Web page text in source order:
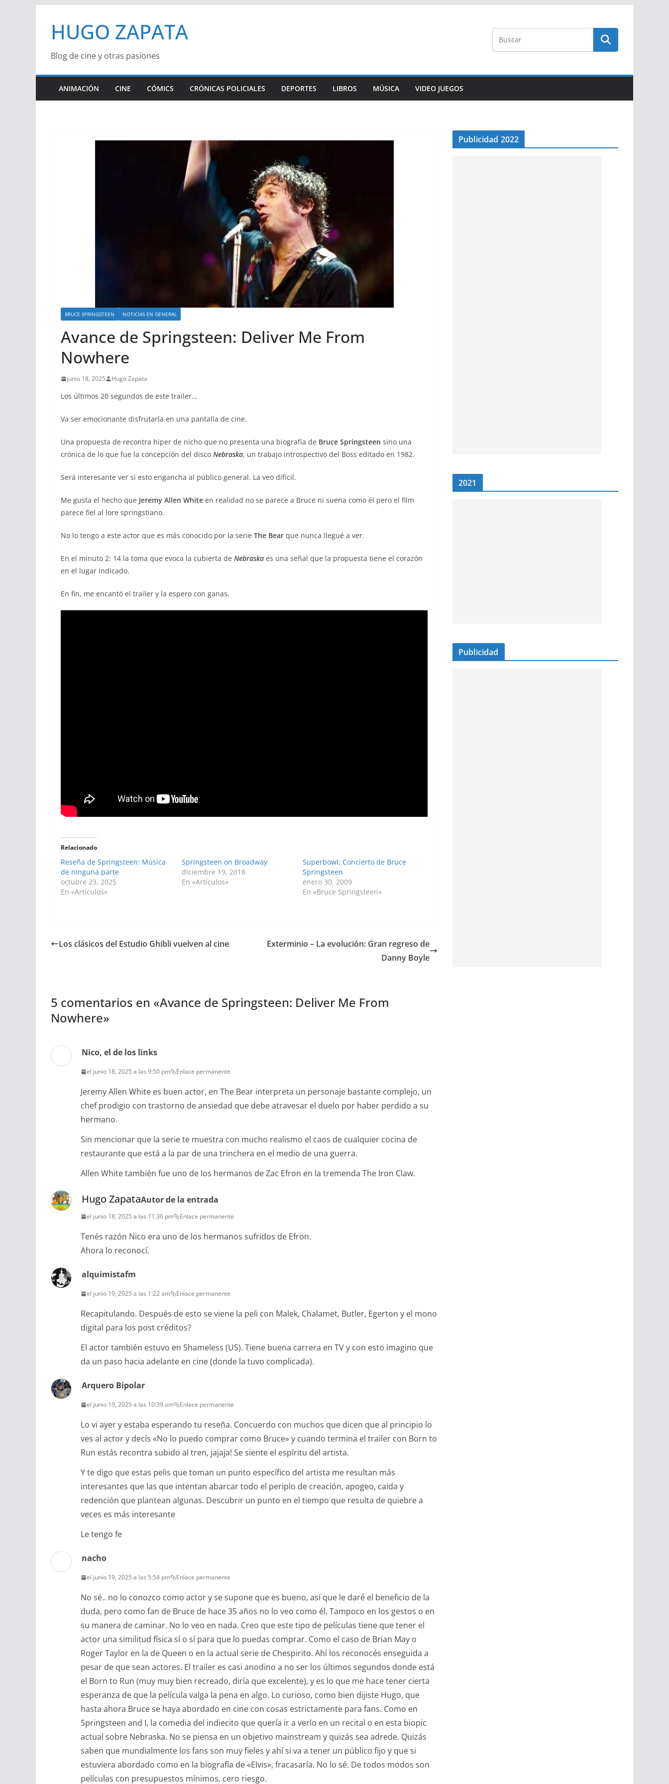
contenido
HUGO ZAPATA
Blog de cine y otras pasiones
ANIMACIÓN CINE CÓMICS CRÓNICAS POLICIALES DEPORTES LIBROS MÚSICA VIDEO JUEGOS
BRUCE SPRINGSTEEN NOTICIAS EN GENERAL
Avance de Springsteen: Deliver Me From
Nowhere
junio 18, 2025 Hugo Zapata
Los últimos 20 segundos de este trailer…
Va ser emocionante disfrutarla en una pantalla de cine.
Una propuesta de recontra hiper de nicho que no presenta una biografía de Bruce Springsteen sino una
crónica de lo que fue la concepción del disco Nebraska, un trabajo introspectivo del Boss editado en 1982.
Será interesante ver si esto engancha al público general. La veo difícil.
Me gusta el hecho que Jeremy Allen White en realidad no se parece a Bruce ni suena como él pero el film
parece fiel al lore springstiano.
No lo tengo a este actor que es más conocido por la serie The Bear que nunca llegué a ver.
En el minuto 2: 14 la toma que evoca la cubierta de Nebraska es una señal que la propuesta tiene el corazón
en el lugar indicado.
En fin, me encantó el trailer y la espero con ganas.
Relacionado
Reseña de Springsteen: Música
de ninguna parte
octubre 23, 2025
En «Artículos»
Springsteen on Broadway
diciembre 19, 2018
En «Artículos»
Superbowl: Concierto de Bruce
Springsteen
enero 30, 2009
En «Bruce Springsteen»
Los clásicos del Estudio Ghibli vuelven al cine
Exterminio – La evolución: Gran regreso de
Danny Boyle
5 comentarios en «Avance de Springsteen: Deliver Me From
Nowhere»
Nico, el de los links
el junio 18, 2025 a las 9:50 pm Enlace permanente
Jeremy Allen White es buen actor, en The Bear interpreta un personaje bastante complejo, un
chef prodigio con trastorno de ansiedad que debe atravesar el duelo por haber perdido a su
hermano.
Sin mencionar que la serie te muestra con mucho realismo el caos de cualquier cocina de
restaurante que está a la par de una trinchera en el medio de una guerra.
Allen White también fue uno de los hermanos de Zac Efron en la tremenda The Iron Claw.
Hugo ZapataAutor de la entrada
el junio 18, 2025 a las 11:36 pm Enlace permanente
Tenés razón Nico era uno de los hermanos sufridos de Efron.
Ahora lo reconocí.
alquimistafm
el junio 19, 2025 a las 1:22 am Enlace permanente
Recapitulando. Después de esto se viene la peli con Malek, Chalamet, Butler, Egerton y el mono
digital para los post créditos?
El actor también estuvo en Shameless (US). Tiene buena carrera en TV y con esto imagino que
da un paso hacia adelante en cine (donde la tuvo complicada).
Arquero Bipolar
el junio 19, 2025 a las 10:39 am Enlace permanente
Lo vi ayer y estaba esperando tu reseña. Concuerdo con muchos que dicen que al principio lo
ves al actor y decís «No lo puedo comprar como Bruce» y cuando termina el trailer con Born to
Run estás recontra subido al tren, jajaja! Se siente el espíritu del artista.
Y te digo que estas pelis que toman un punto específico del artista me resultan más
interesantes que las que intentan abarcar todo el periplo de creación, apogeo, caida y
redención que plantean algunas. Descubrir un punto en el tiempo que resulta de quiebre a
veces es más interesante
Le tengo fe
nacho
el junio 19, 2025 a las 5:54 pm Enlace permanente
No sé.. no lo conozco como actor y se supone que es bueno, así que le daré el beneficio de la
duda, pero como fan de Bruce de hace 35 años no lo veo como él. Tampoco en los gestos o en
su manera de caminar. No lo veo en nada. Creo que este tipo de películas tiene que tener el
actor una similitud física sí o sí para que lo puedas comprar. Como el caso de Brian May o
Roger Taylor en la de Queen o en la actual serie de Chespirito. Ahí los reconocés enseguida a
pesar de que sean actores. El trailer es casi anodino a no ser los últimos segundos donde está
el Born to Run (muy muy bien recreado, diría que excelente), y es lo que me hace tener cierta
esperanza de que la película valga la pena en algo. Lo curioso, como bien dijiste Hugo, que
hasta ahora Bruce se haya abordado en cine con cosas estrictamente para fans. Como en
Springsteen and I, la comedia del indiecito que quería ir a verlo en un recital o en esta biopic
actual sobre Nebraska. No se piensa en un objetivo mainstream y quizás sea adrede. Quizás
saben que mundialmente los fans son muy fieles y ahí si va a tener un público fijo y que si
estuviera abordado como en la biografía de «Elvis», fracasaría. No lo sé. De todos modos son
películas con presupuestos mínimos, cero riesgo.
Publicidad 2022
2021
Publicidad